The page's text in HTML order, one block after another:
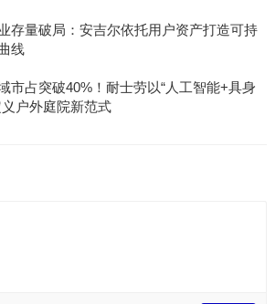
存量破局：安吉尔依托用户资产打造可持
线
市占突破40%！耐士劳以“人工智能+具身
义户外庭院新范式